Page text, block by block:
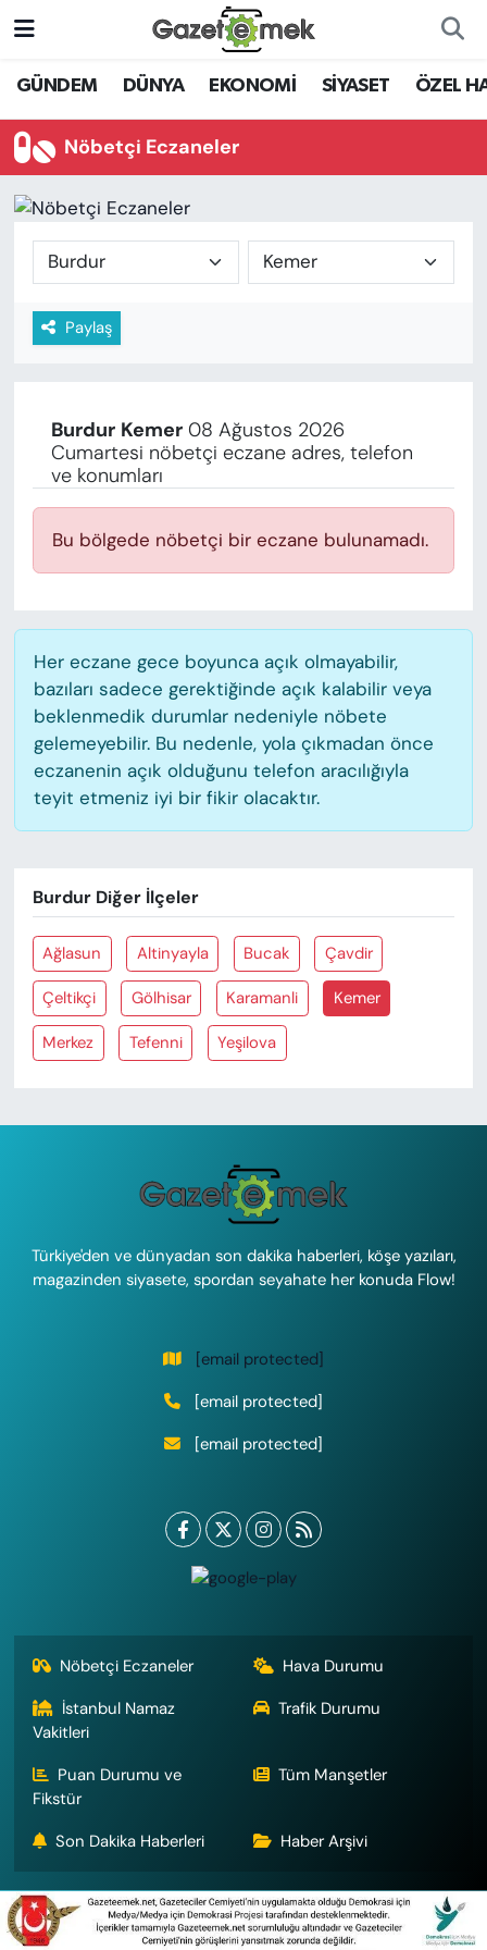
GÜNDEM DÜNYA EKONOMİ SİYASET ÖZEL
Nöbetçi Eczaneler
Paylaş
Burdur Kemer08 Ağustos 2026
Cumartesi nöbetçi eczane adres, telefon
ve konumları
Bu bölgede nöbetçi bir eczane bulunamadı.
Her eczane gece boyunca açık olmayabilir,
bazıları sadece gerektiğinde açık kalabilir veya
beklenmedik durumlar nedeniyle nöbete
gelemeyebilir. Bu nedenle, yola çıkmadan önce
eczanenin açık olduğunu telefon aracılığıyla
teyit etmeniz iyi bir fikir olacaktır.
Burdur Diğer İlçeler
Ağlasun Altinyayla Bucak Çavdir
Çeltikçi Gölhisar Karamanli Kemer
Merkez Tefenni Yeşilova
Türkiye'den ve dünyadan son dakika haberleri, köşe yazıları,
magazinden siyasete, spordan seyahate her konuda Flow!
[email protected]
[email protected]
[email protected]
Nöbetçi Eczaneler
Hava Durumu
İstanbul Namaz
Vakitleri
Trafik Durumu
Puan Durumu ve
Fikstür
Tüm Manşetler
Son Dakika Haberleri Haber Arşivi
DÜNYA
EKONOMİ
YENİ MEDYADA EMEK
GAZETECİLİĞİNİ GELİŞTİRMEK
FAYDALI BİLGİLER
EĞİTİM
SAĞLIK
KÜLTÜR-SANAT
MAGAZİN
ÖZEL HABER
YAZAR KÖŞESİ
SİYASET
VAN VE DİYARBAKIR HABERLERİ
Nöbetçi Eczaneler
Hava Durumu
Trafik Durumu
Haber Arşivi